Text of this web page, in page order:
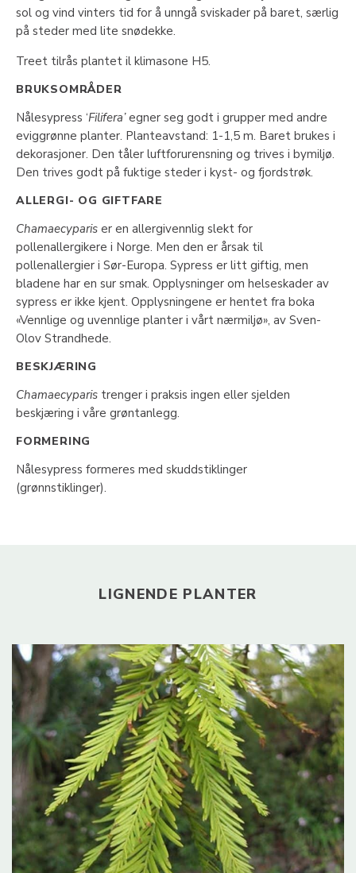
sol og vind vinters tid for å unngå sviskader på baret, særlig
på steder med lite snødekke.
Treet tilrås plantet il klimasone H5.
BRUKSOMRÅDER
Nålesypress ‘Filifera’egner seg godt i grupper med andre
eviggrønne planter. Planteavstand: 1-1,5 m. Baret brukes i
dekorasjoner. Den tåler luftforurensning og trives i bymiljø.
Den trives godt på fuktige steder i kyst- og fjordstrøk.
ALLERGI- OG GIFTFARE
Chamaecyparis er en allergivennlig slekt for
pollenallergikere i Norge. Men den er årsak til
pollenallergier i Sør-Europa. Sypress er litt giftig, men
bladene har en sur smak. Opplysninger om helseskader av
sypress er ikke kjent. Opplysningene er hentet fra boka
«Vennlige og uvennlige planter i vårt nærmiljø», av Sven-
Olov Strandhede.
BESKJÆRING
Chamaecyparis trenger i praksis ingen eller sjelden
beskjæring i våre grøntanlegg.
FORMERING
Nålesypress formeres med skuddstiklinger
(grønnstiklinger).
LIGNENDE PLANTER